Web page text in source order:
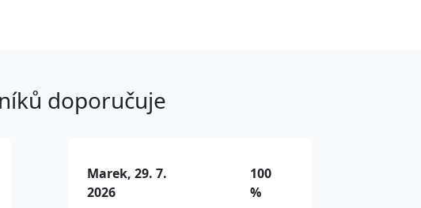
doporučuje
Marek, 29. 7.
2026
100
%